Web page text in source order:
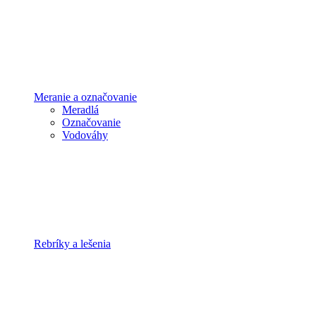
Meranie a označovanie
Meradlá
Označovanie
Vodováhy
Rebríky a lešenia